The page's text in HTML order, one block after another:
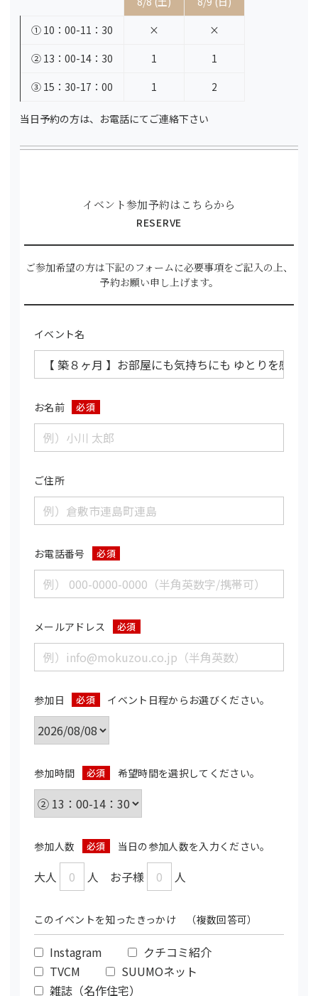
① 10：00-11：30
×
×
② 13：00-14：30
1
1
③ 15：30-17：00
1 2
当日予約の方は、お電話にてご連絡下さい
イベント参加予約はこちらから
RESERVE
ご参加希望の方は下記のフォームに必要事項をご記入の上、
予約お願い申し上げます。
イベント名
お名前 必須
ご住所
お電話番号 必須
メールアドレス 必須
参加日 必須 イベント日程からお選びください。
参加時間 必須 希望時間を選択してください。
参加人数 必須 当日の参加人数を入力ください。
大人 人 お子様 人
このイベントを知ったきっかけ （複数回答可）
Instagram
クチコミ紹介
TVCM
SUUMOネット
雑誌（名作住宅）